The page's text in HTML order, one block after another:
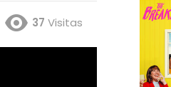
37 Visitas